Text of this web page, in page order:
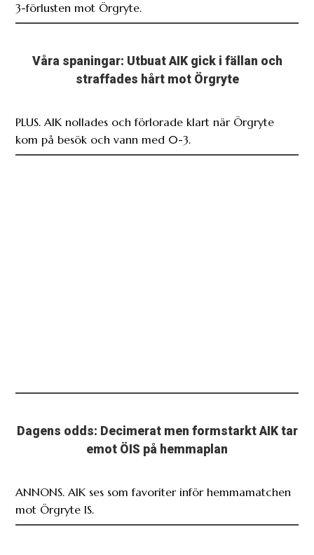
3-förlusten mot Örgryte.
Våra spaningar: Utbuat AIK gick i fällan och
straffades hårt mot Örgryte
PLUS. AIK nollades och förlorade klart när Örgryte
kom på besök och vann med 0-3.
Dagens odds: Decimerat men formstarkt AIK tar
emot ÖIS på hemmaplan
ANNONS. AIK ses som favoriter inför hemmamatchen
mot Örgryte IS.